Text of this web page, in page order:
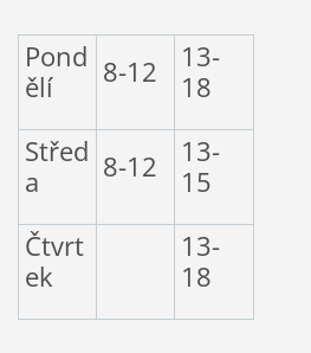
Pond
ělí
8-12
13-
18
Střed
a
8-12
13-
15
Čtvrt
ek
13-
18